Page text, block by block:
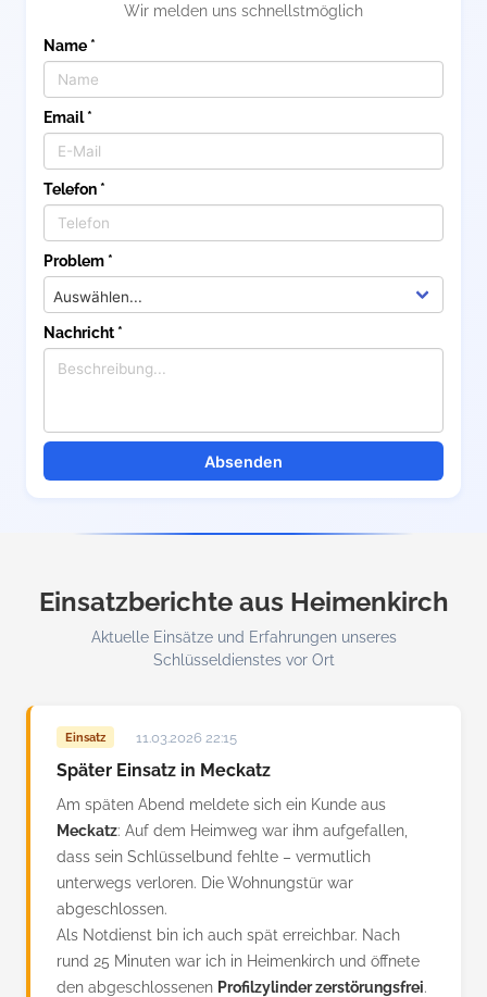
Wir melden uns schnellstmöglich
Name *
Email *
Telefon *
Problem *
Nachricht *
Absenden
Einsatzberichte aus Heimenkirch
Aktuelle Einsätze und Erfahrungen unseres
Schlüsseldienstes vor Ort
Einsatz 11.03.2026 22:15
Später Einsatz in Meckatz
Am späten Abend meldete sich ein Kunde aus
Meckatz: Auf dem Heimweg war ihm aufgefallen,
dass sein Schlüsselbund fehlte – vermutlich
unterwegs verloren. Die Wohnungstür war
abgeschlossen.
Als Notdienst bin ich auch spät erreichbar. Nach
rund 25 Minuten war ich in Heimenkirch und öffnete
den abgeschlossenen Profilzylinder zerstörungsfrei.